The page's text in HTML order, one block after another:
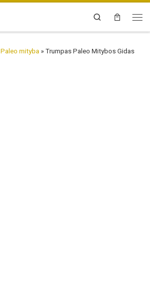
Search
Paleo mityba » Trumpas Paleo Mitybos Gidas